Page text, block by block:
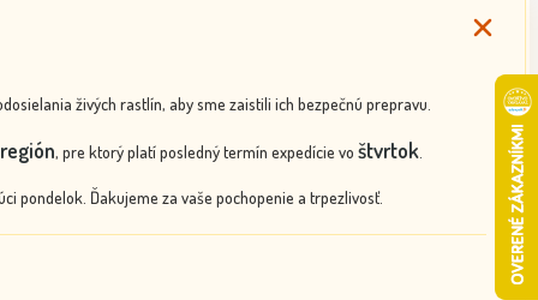
živých rastlín, aby sme zaistili ich bezpečnú prepravu.
, pre ktorý platí posledný termín expedície vo štvrtok.
pondelok. Ďakujeme za vaše pochopenie a trpezlivosť.